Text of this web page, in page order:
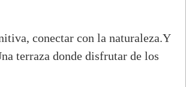
conectar con la naturaleza.Y
terraza donde disfrutar de los